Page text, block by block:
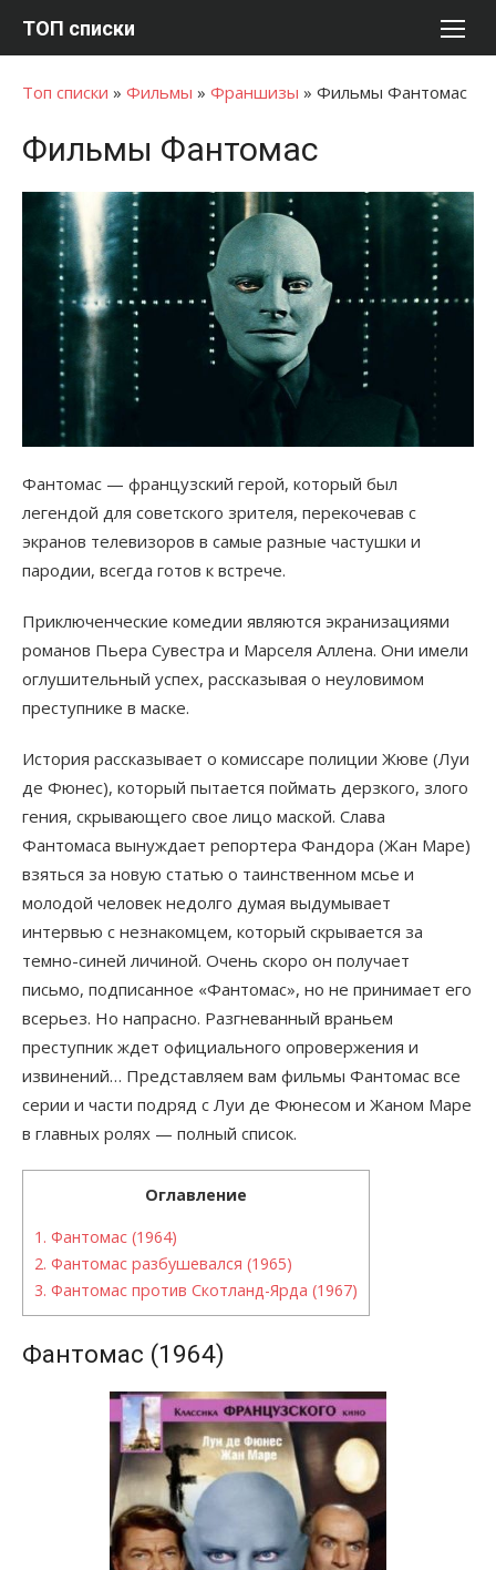
ТОП списки
Топ списки » Фильмы » Франшизы » Фильмы Фантомас
Фильмы Фантомас
Фантомас — французский герой, который был
легендой для советского зрителя, перекочевав с
экранов телевизоров в самые разные частушки и
пародии, всегда готов к встрече.
Приключенческие комедии являются экранизациями
романов Пьера Сувестра и Марселя Аллена. Они имели
оглушительный успех, рассказывая о неуловимом
преступнике в маске.
История рассказывает о комиссаре полиции Жюве (Луи
де Фюнес), который пытается поймать дерзкого, злого
гения, скрывающего свое лицо маской. Слава
Фантомаса вынуждает репортера Фандора (Жан Маре)
взяться за новую статью о таинственном мсье и
молодой человек недолго думая выдумывает
интервью с незнакомцем, который скрывается за
темно-синей личиной. Очень скоро он получает
письмо, подписанное «Фантомас», но не принимает его
всерьез. Но напрасно. Разгневанный враньем
преступник ждет официального опровержения и
извинений… Представляем вам фильмы Фантомас все
серии и части подряд с Луи де Фюнесом и Жаном Маре
в главных ролях — полный список.
Оглавление
1. Фантомас (1964)
2. Фантомас разбушевался (1965)
3. Фантомас против Скотланд-Ярда (1967)
Фантомас (1964)